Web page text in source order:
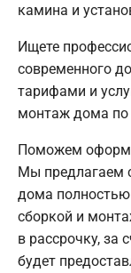
камина и
Ищете
современного
тарифами и
монтаж дома по
Поможем
Мы предлагаем
дома полностью
сборкой и
в рассрочку, за
будет